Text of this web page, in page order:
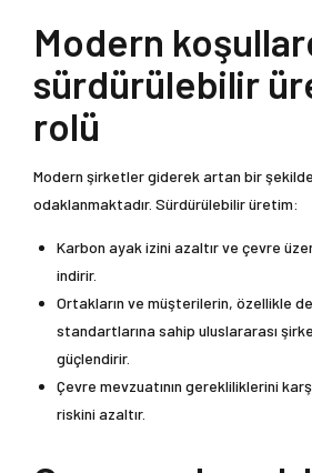
Modern
sürdürülebilir
rolü
Modern şirketler giderek artan bir
odaklanmaktadır. Sürdürülebilir üretim:
Karbon ayak izini azaltır ve çevre
indirir.
Ortakların ve müşterilerin, özellikle
standartlarına sahip uluslararası
güçlendirir.
Çevre mevzuatının gerekliliklerini
riskini azaltır.